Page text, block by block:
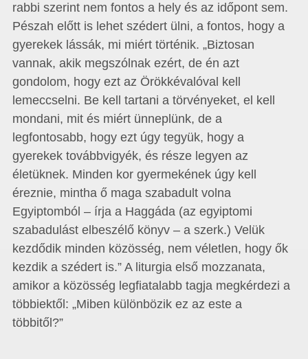
rabbi szerint nem fontos a hely és az időpont sem.
Pészah előtt is lehet szédert ülni, a fontos, hogy a
gyerekek lássák, mi miért történik. „Biztosan
vannak, akik megszólnak ezért, de én azt
gondolom, hogy ezt az Örökkévalóval kell
lemeccselni. Be kell tartani a törvényeket, el kell
mondani, mit és miért ünneplünk, de a
legfontosabb, hogy ezt úgy tegyük, hogy a
gyerekek továbbvigyék, és része legyen az
életüknek. Minden kor gyermekének úgy kell
éreznie, mintha ő maga szabadult volna
Egyiptomból – írja a Haggáda (az egyiptomi
szabadulást elbeszélő könyv – a szerk.) Velük
kezdődik minden közösség, nem véletlen, hogy ők
kezdik a szédert is.” A liturgia első mozzanata,
amikor a közösség legfiatalabb tagja megkérdezi a
többiektől: „Miben különbözik ez az este a
többitől?”